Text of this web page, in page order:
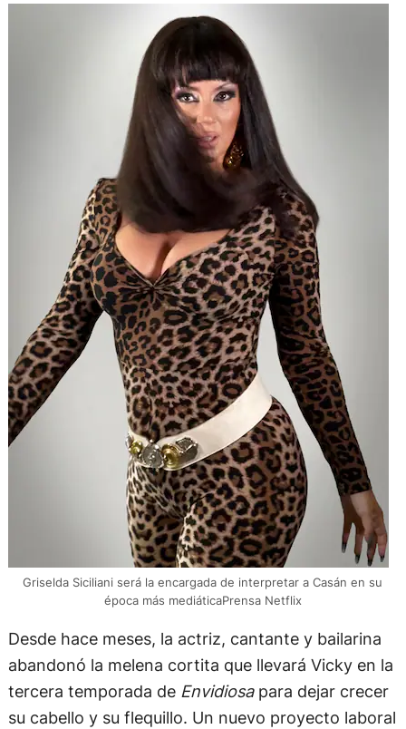
Griselda Siciliani será la encargada de interpretar a Casán en su
época más mediáticaPrensa Netflix
Desde hace meses, la actriz, cantante y bailarina
abandonó la melena cortita que llevará Vicky en la
tercera temporada de Envidiosapara dejar crecer
su cabello y su flequillo. Un nuevo proyecto laboral